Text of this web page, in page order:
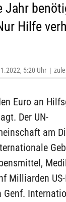
Hilfe
5:20 Uhr |
Euro an
Der UN-
am
Milliarden
Genf.